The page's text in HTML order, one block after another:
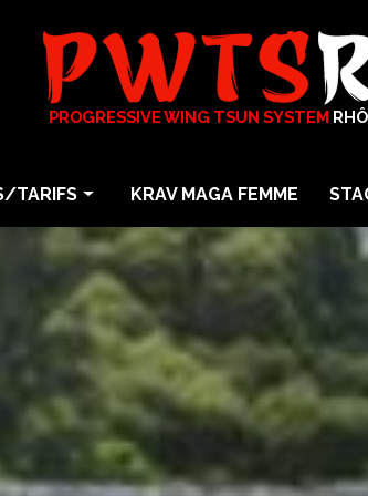
PROGRESSIVE WING TSUN SYSTEM
TARIFS
martiaux
particuliers
Entreprise
Femme Self Défense
KRAV MAGA FEMME